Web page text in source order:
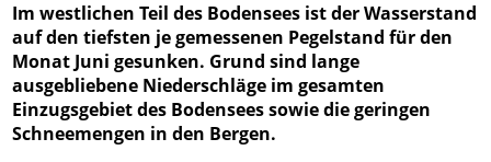
Im westlichen Teil des Bodensees ist der Wasserstand
auf den tiefsten je gemessenen Pegelstand für den
Monat Juni gesunken. Grund sind lange
ausgebliebene Niederschläge im gesamten
Einzugsgebiet des Bodensees sowie die geringen
Schneemengen in den Bergen.